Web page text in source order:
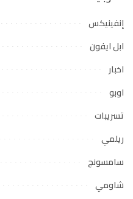
إنفينيكس
ابل ايفون
اخبار
اوبو
تسريبات
ريلمي
سامسونج
شاومي